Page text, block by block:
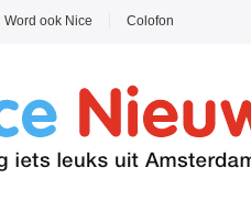
Word ook Nice Colofon